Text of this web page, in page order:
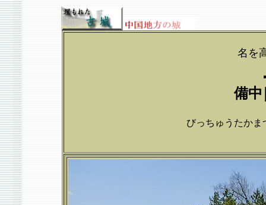
名を
備中
びっちゅうたかま